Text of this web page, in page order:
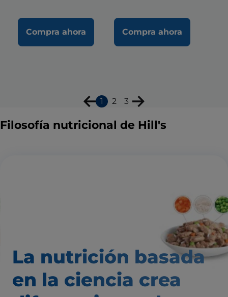
Compra ahora Compra ahora
1 2 3
Filosofía nutricional de Hill's
La nutrición basada
en la ciencia crea